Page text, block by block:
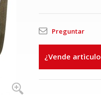
Preguntar
¿Vende